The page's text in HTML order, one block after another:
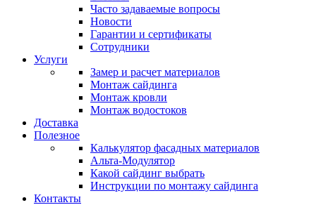
Часто задаваемые вопросы
Новости
Гарантии и сертификаты
Сотрудники
Услуги
Замер и расчет материалов
Монтаж сайдинга
Монтаж кровли
Монтаж водостоков
Доставка
Полезное
Калькулятор фасадных материалов
Альта-Модулятор
Какой сайдинг выбрать
Инструкции по монтажу сайдинга
Контакты